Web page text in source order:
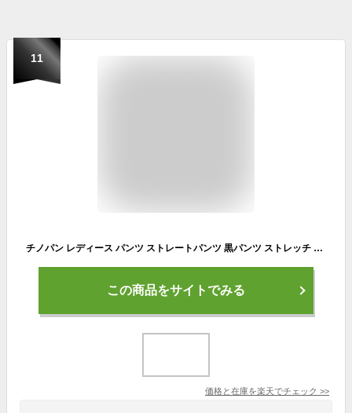
11
チノパン レディース パンツ ストレートパンツ 黒パンツ ストレッチ ウエストゴム 黒 綿 股下長め 高身長 ストレッチパンツ ストレート 綿パンツ カジュアル ボトムス ブラック 大きいサイズ もあり 黒ズボン レギンスパンツ ロング ツイルパンツ 綿パン 綿98％ 秋
この商品をサイトでみる
価格と在庫を楽天でチェック >>